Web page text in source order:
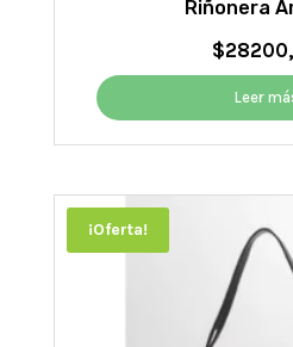
Riñonera
$
Leer
¡Oferta!